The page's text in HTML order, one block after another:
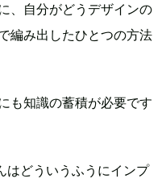
、自分がどうデザインの
編み出したひとつの方法
も知識の蓄積が必要です
はどういうふうにインプ